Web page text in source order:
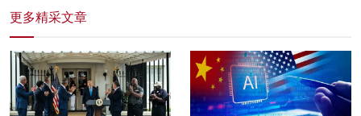
更多精采文章